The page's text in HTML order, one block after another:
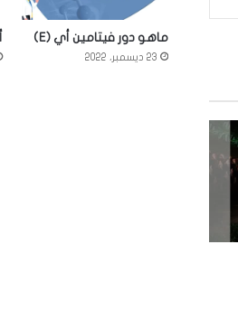
ماهو دور فيتامين أي (E)
23 ديسمبر، 2022